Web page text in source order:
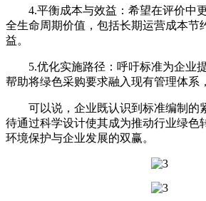
4.平衡成本与效益：希望在评价中
全生命周期价值，包括长期运营成本节
益。
5.优化实施路径：呼吁标准为企业提
帮助将绿色采购要求融入现有管理体系
可以说，企业既认识到标准编制的
待通过科学设计使其成为推动行业绿色
环境保护与企业发展的双赢。